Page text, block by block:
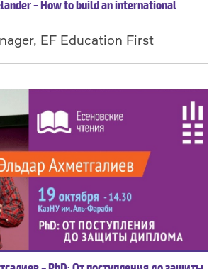
– How to build an international
EF Education First